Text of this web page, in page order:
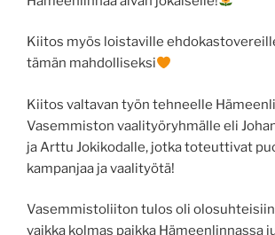
Kiitos myös loistaville
tämän mahdolliseksi
Kiitos valtavan työn tehneelle
Vasemmiston vaalityöryhmälle eli
ja Arttu Jokikodalle, jotka toteuttivat
kampanjaa ja vaalityötä!
Vasemmistoliiton tulos oli olosuhteisiin
vaikka kolmas paikka Hämeenlinnassa